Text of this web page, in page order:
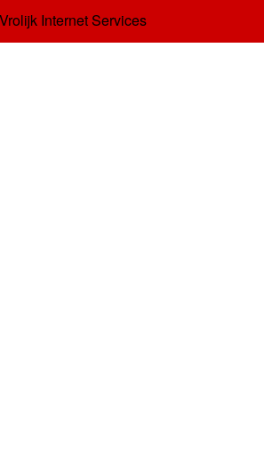
Vrolijk Internet Services